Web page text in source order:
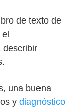
de texto de
describir
una buena
y diagnóstico